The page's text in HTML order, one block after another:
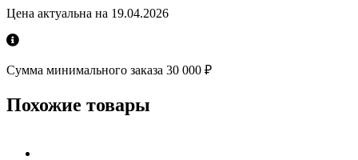
Цена актуальна на 19.04.2026
Сумма минимального заказа 30 000 ₽
Похожие товары